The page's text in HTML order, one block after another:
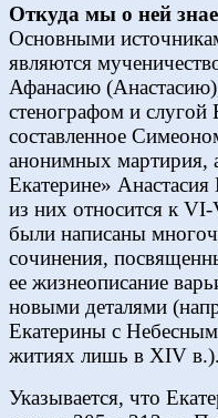
Откуда мы о ней
Основными
являются
Афанасию
стенографом и слугой
составленное
анонимных мартирия,
Екатерине»
из них относится к
были написаны
сочинения,
ее жизнеописание
новыми деталями
Екатерины с
житиях лишь в XIV в.).
Указывается, что